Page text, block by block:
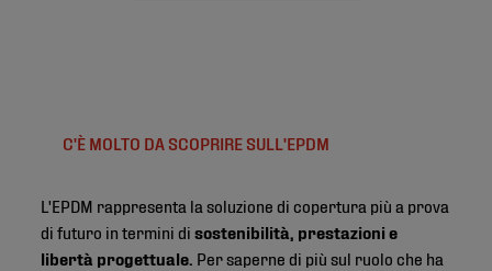
C'È MOLTO DA SCOPRIRE SULL'EPDM
L'EPDM rappresenta la soluzione di copertura più a prova
di futuro in termini disostenibilità, prestazioni e
libertà progettuale. Per saperne di più sul ruolo che ha